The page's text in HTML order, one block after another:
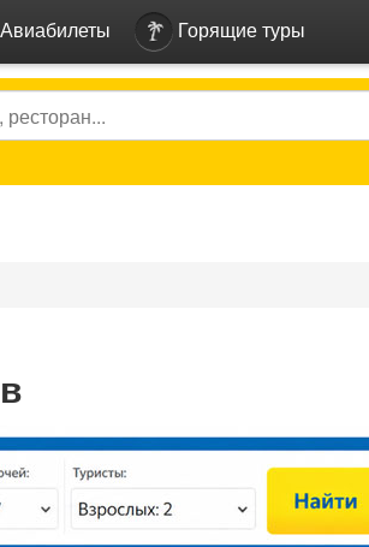
Авиабилеты Горящие туры